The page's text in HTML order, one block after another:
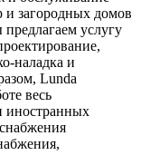
и загородных домов
услугу
наладка и
Lunda
весь
иностранных